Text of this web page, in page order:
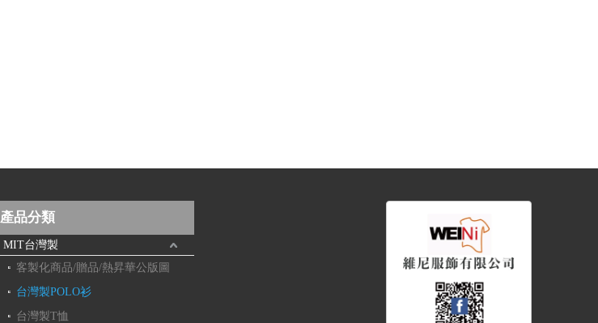
產品分類
MIT台灣製
客製化商品/贈品/熱昇華公版圖
台灣製POLO衫
台灣製T恤